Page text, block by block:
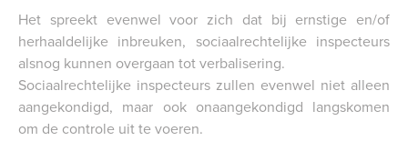
Het spreekt evenwel voor zich dat bij ernstige en/of
herhaaldelijke inbreuken, sociaalrechtelijke inspecteurs
alsnog kunnen overgaan tot verbalisering.
Sociaalrechtelijke inspecteurs zullen evenwel niet alleen
aangekondigd, maar ook onaangekondigd langskomen
om de controle uit te voeren.